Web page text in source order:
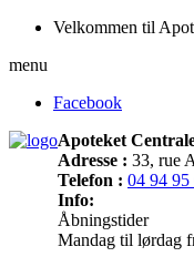
Velkommen til
menu
Facebook
Apoteket
Adresse : 33, rue
Telefon : 04 94 95
Info:
Åbningstider
Mandag til lørdag